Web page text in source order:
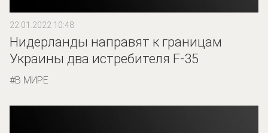
22.01.2022 10:48
Нидерланды направят к границам
Украины два истребителя F-35
В МИРЕ